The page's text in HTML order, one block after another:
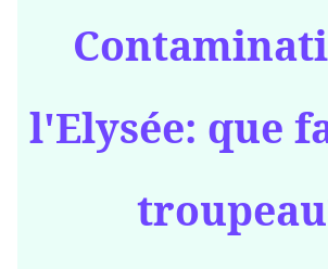
l'Elysée: que